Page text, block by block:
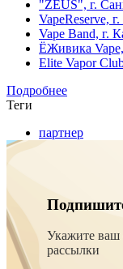
"ZEUS", г.
VapeReserve,
Vape Band, г.
ЁЖивика
Elite Vapor
Подробнее
Теги
партнер
Укажите ваш
рассылки